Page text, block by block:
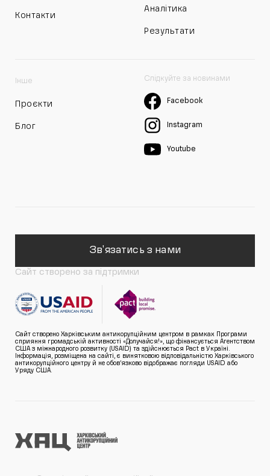
Контакти
Аналітика
Результати
Інше
Проєкти
Блог
Слідкуйте за новинами
Facebook
Instagram
Youtube
Зв'язатись з нами
Сайт створено за підтримки
Сайт створено Харківським антикорупційним центром в рамках Програми
сприяння громадській активності «Долучайся!», що фінансується Агентством
США з міжнародного розвитку (USAID) та здійснюється Pact в Україні.
Інформація, розміщена на сайті, є винятковою відповідальністю Харківського
антикорупційного центру й не обов’язково відображає погляди USAID або
Уряду США.